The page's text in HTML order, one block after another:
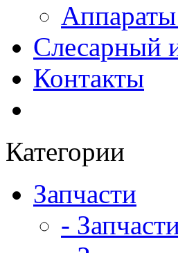
Слесарный
Контакты
Категории
Запчасти
-